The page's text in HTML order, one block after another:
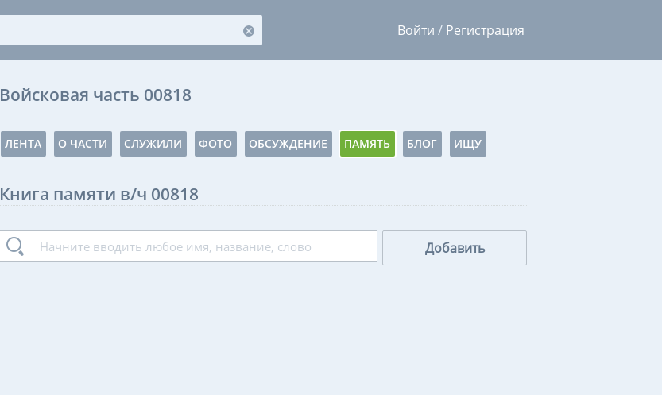
Войти / Регистрация
Войсковая часть 00818
ЛЕНТА О ЧАСТИ СЛУЖИЛИ ФОТО ОБСУЖДЕНИЕ ПАМЯТЬ БЛОГ ИЩУ
Книга памяти в/ч 00818
Добавить